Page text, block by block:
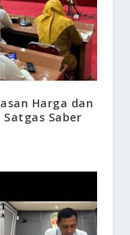
Harga dan
Saber